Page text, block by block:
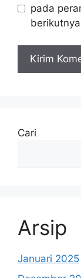
pada
Cari
Arsip
Januari 2025